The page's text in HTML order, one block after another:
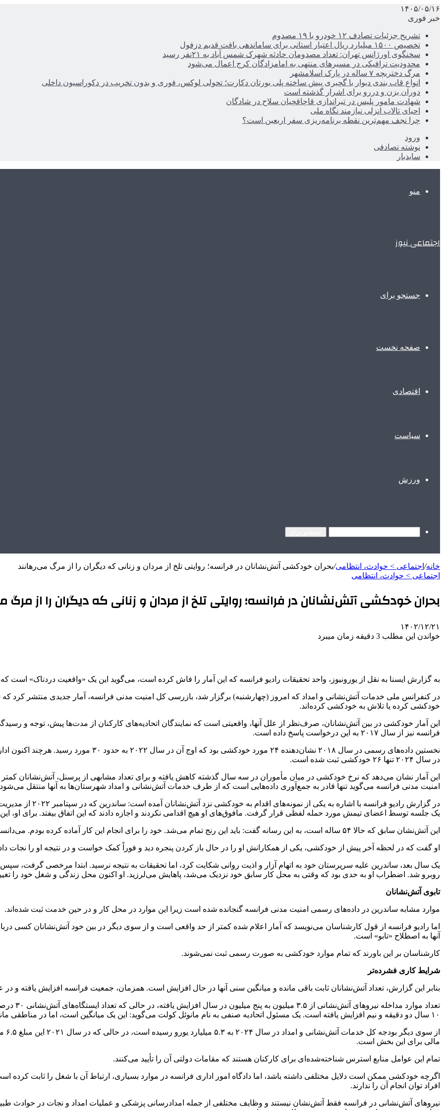
۱۴۰۵/۰۵/۱۶
خبر فوری
تشریح جزئیات تصادف ۱۲ خودرو با ۱۹ مصدوم
تخصیص ۱۵۰۰ میلیارد ریال اعتبار استانی برای ساماندهی بافت قدیم دزفول
سخنگوی اورژانس تهران: تعداد مصدومان حادثه شهرک شمس آباد به ۲۱نفر رسید
محدودیت ترافیکی در مسیرهای منتهی به امامزادگان کرج اعمال می‌شود
مرگ دختربچه ۷ ساله در پارک اسلامشهر
انواع قاب بندی دیوار با گچبری پیش ساخته پلی یورتان دکارت؛ تحولی لوکس، فوری و بدون تخریب در دکوراسیون داخلی
دوران بزن و دررو برای اشرار گذشته است
شهادت مامور پلیس در تیراندازی قاچاقچیان سلاح در شادگان
احیای تالاب انزلی نیازمند نگاه ملی
چرا نجف مهم‌ترین نقطه برنامه‌ریزی سفر اربعین است؟
ورود
نوشته تصادفی
سایدبار
منو
اجتماعی نیوز
جستجو برای
صفحه نخست
اقتصادی
سیاست
ورزش
خانه/ اجتماعی > حوادث، انتظامی/بحران خودکشی آتش‌نشانان در فرانسه؛ روایتی تلخ از مردان و زنانی که دیگران را از مرگ می‌رهانند
اجتماعی > حوادث، انتظامی
بحران خودکشی آتش‌نشانان در فرانسه؛ روایتی تلخ از مردان و زنانی که دیگران را از مرگ
۱۴۰۲/۱۲/۲۱
خواندن این مطلب 3 دقیقه زمان میبرد
به گزارش ایسنا به نقل از یورونیوز، واحد تحقیقات رادیو فرانسه که این آمار را فاش کرده است، می‌گوید این یک «واقعیت دردناک» است که
خودکشی کرده یا تلاش به خودکشی کرده‌اند.
این آمار خودکشی در بین آتش‌نشانان، صرف‌نظر از علل آنها، واقعیتی است که نمایندگان اتحادیه‌های کارکنان از مدت‌ها پیش، توجه و
فرانسه نیز از سال ۲۰۱۷ به این درخواست پاسخ داده است.
نخستین داده‌های رسمی در سال ۲۰۱۸ نشان‌دهنده ۲۴ مورد
در سال ۲۰۲۴ تنها ۲۶ خودکشی ثبت شده است.
این آمار نشان می‌دهد که نرخ خودکشی در میان مأموران در سه سال گذشته کاهش یافته و برای تعداد مشابهی از پرسنل، آتش‌نشانان کمتر
امنیت مدنی فرانسه می‌گوید تنها قادر به جمع‌آوری داده‌هایی است که از طرف خدمات آتش‌نشانی و امداد شهرستان‌ها به آنها منتقل
در گزارش رادیو
یک جلسه توسط اعضای تیمش مورد حمله لفظی قرار گرفت. مافوق‌های او هیچ اقدامی نکردند و اجازه دادند که این اتفاق بیفتد. برای او،
این آتش‌نشان سابق که حالا ۵۴ ساله است، به این رسانه گفت: باید این رنج تمام می‌شد. خود را برای انجام این کار آماده کرده بودم. می‌دانستم کجا بروم و از کجا می‌توانم خود را پرتاب کنم.
او گفت که در لحظه آخر پیش از خودکشی، یکی از همکارانش او را در حال باز کردن پنجره دید و فوراً کمک خواست و در نتیجه او را نجات
یک سال بعد، ساندرین علیه سرپرستان خود به اتهام آزار و اذیت روانی شکایت کرد، اما تحقیقات به نتیجه نرسید. ابتدا مرخصی گرفت،
روبرو شد. اضطراب او به حدی بود که وقتی به محل کار سابق خود نزدیک می‌شد، پاهایش می‌لرزید. او اکنون محل زندگی و شغل خود را
تابوی آتش‌نشانان
موارد مشابه ساندرین در داده‌های رسمی امنیت مدنی فرانسه گنجانده شده است زیرا این موارد در محل کار و در حین خدمت ثبت شده‌اند.
اما رادیو فرانسه از قول کارشناسان می‌نویسد که آمار اعلام شده کمتر از حد واقعی است و از سوی دیگر در بین خود آتش‌نشانان کسی
آنها به اصطلاح «تابو» است.
کارشناسان بر این باورند که تمام موارد خودکشی به صورت رسمی ثبت نمی‌شوند.
شرایط کاری فشرده‌تر
بنابر این گزارش، تعداد آتش‌نشانان ثابت باقی مانده و میانگین سنی آنها در حال افزایش است. همزمان، جمعیت فرانسه افزایش یافته و
تعداد
۱۰ سال دو دقیقه و نیم افزایش یافته است. یک مسئول اتحادیه صنفی به نام مانوئل کولت می‌گوید: این یک میانگین است، اما در مناطقی مانند مناطق روستایی، زمان واکنش به بیش از ۲۰ دقیقه می‌رسد.
مالی برای این بخش است.
تمام این عوامل منابع استرس شناخته‌شده‌ای برای کارکنان هستند که مقامات دولتی آن را تأیید می‌کنند.
اگرچه خودکشی ممکن است دلایل مختلفی داشته باشد، اما دادگاه امور اداری فرانسه در موارد بسیاری، ارتباط آن با شغل را ثابت کرده
افراد توان انجام آن را ندارند.
نیروهای آتش‌نشانی در فرانسه فقط آتش‌نشان نیستند و وظایف مختلفی از جمله امدادرسانی پزشکی و عملیات امداد و نجات در حوادث